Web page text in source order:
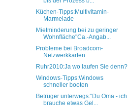
Küchen-Tipps:Multivitamin-
Marmelade
Mietminderung bei zu geringer
Wohnfläche"Ca.-Angab...
Probleme bei Broadcom-
Netzwerkkarten
Ruhr2010:Ja wo laufen Sie denn?
Windows-Tipps:Windows
schneller booten
Betrüger unterwegs:"Du Oma - ich
brauche etwas Gel...